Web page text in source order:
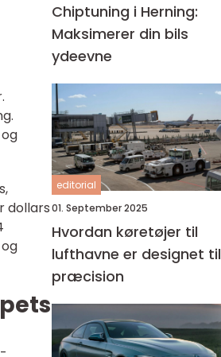
dollars
Chiptuning i Herning:
Maksimerer din bils
ydeevne
editorial
01. September 2025
Hvordan køretøjer til
lufthavne er designet til
præcision